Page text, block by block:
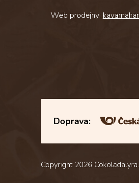
Web prodejny:
Doprava:
Copyright 2026